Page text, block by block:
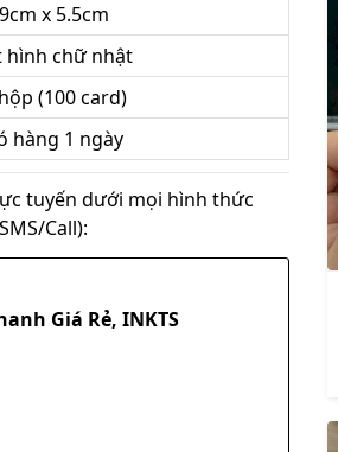
9cm x 5.5cm
hình chữ nhật
(100 card)
hàng 1 ngày
tuyến dưới mọi hình thức
Call):
Giá Rẻ, INKTS